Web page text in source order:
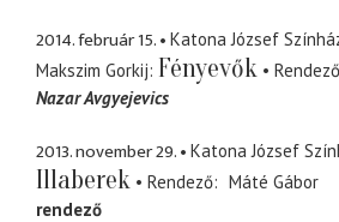
2014. február 15.
Katona József
Makszim Gorkij Fényevők Rendező
Nazar Avgyejevics
2013. november 29. Katona József
Illaberek Rendező
Máté Gábor
rendező